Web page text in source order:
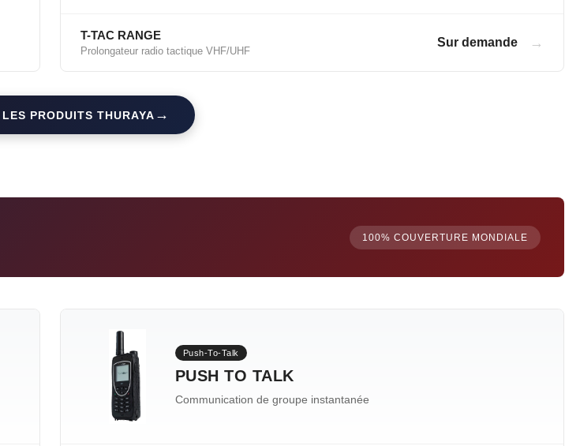
T-TAC RANGE
Prolongateur radio tactique VHF/UHF
Sur demande →
PRODUITS THURAYA →
100% COUVERTURE MONDIALE
Push-To-Talk
PUSH TO TALK
Communication de groupe instantanée